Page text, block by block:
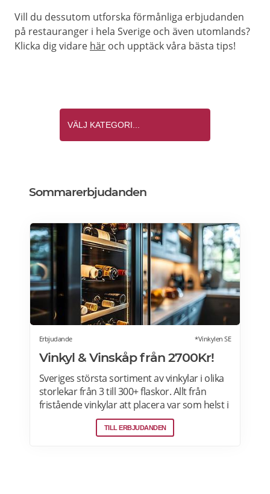
Vill du dessutom utforska förmånliga erbjudanden
på restauranger i hela Sverige och även utomlands?
Klicka dig vidare här och upptäck våra bästa tips!
Sommarerbjudanden
Erbjudande *Vinkylen SE
Vinkyl & Vinskåp från 2700Kr!
Sveriges största sortiment av vinkylar i olika
storlekar från 3 till 300+ flaskor. Allt från
fristående vinkylar att placera var som helst i
hemmet, till inbyggda eller integrerbara
vinkylar som elegant smälter in i
TILL ERBJUDANDEN